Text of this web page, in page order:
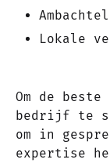
Lokale
Om de
bedrijf te
om in
expertise